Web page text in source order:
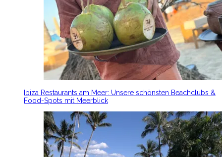
Ibiza Restaurants am Meer: Unsere schönsten Beachclubs &
Food-Spots mit Meerblick